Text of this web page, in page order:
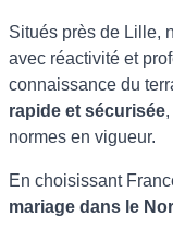
Situés près de Lille,
avec réactivité et
connaissance du
rapide et sécurisée
normes en vigueur.
En choisissant
mariage dans le